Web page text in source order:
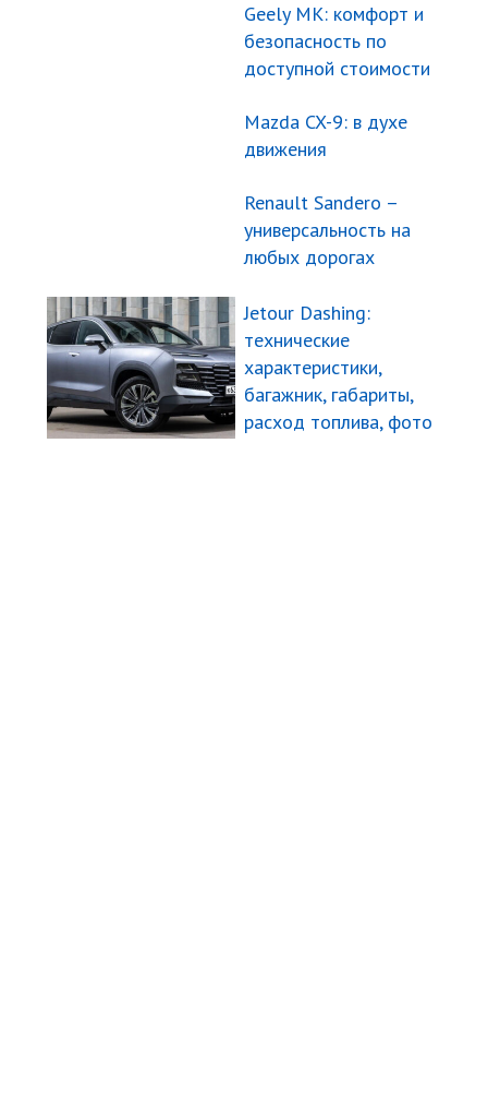
Geely МК: комфорт и
безопасность по
доступной стоимости
Mazda CX-9: в духе
движения
Renault Sandero –
универсальность на
любых дорогах
Jetour Dashing:
технические
характеристики,
багажник, габариты,
расход топлива, фото